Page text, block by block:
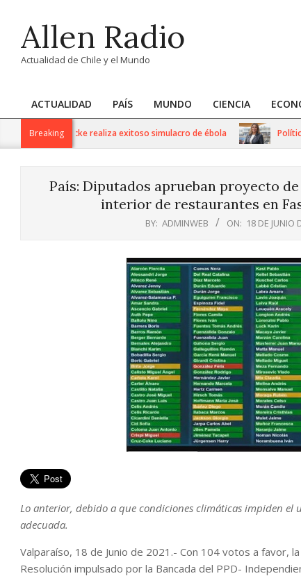
contentAllen Radio
Actualidad de Chile y el Mundo
Primary
Navigation
ACTUALIDAD PAÍS MUNDO CIENCIA
Breaking
Gustavo Fricke realiza exitoso simulacro de ébola Política:
País: Diputados aprueban proyecto
interior de restaurantes en
BY: ADMINWEB ON: 18 DE JUNIO
Lo anterior, debido a que condiciones climáticas impiden el
adecuada.
Valparaíso, 18 de Junio de 2021.- Con 104 votos a favor,
Resolución impulsado por la Bancada del PPD-